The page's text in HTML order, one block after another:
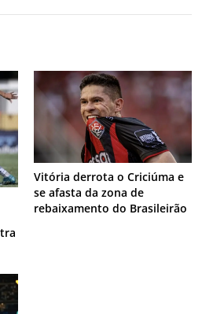
Vitória derrota o Criciúma e
se afasta da zona de
rebaixamento do Brasileirão